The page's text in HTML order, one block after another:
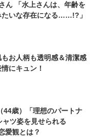
ん 「水上さんは、年齢を
たいな存在になる……!?」
お人柄も透明感＆清潔感
にキュン！
44歳）「理想のパートナ
ツ姿を見せられる
愛観とは？